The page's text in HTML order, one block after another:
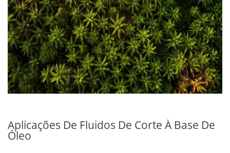
Aplicações De Fluidos De Corte À Base De
Óleo